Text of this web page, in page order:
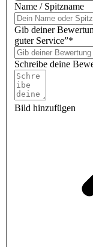
Name / Spitzname
Gib deiner
guter Service”*
Schreibe deine
Bild hinzufügen